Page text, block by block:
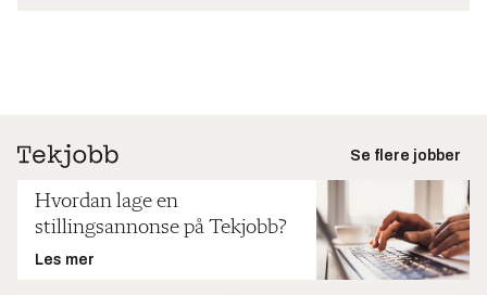
Se flere jobber
Hvordan lage en
stillingsannonse på Tekjobb?
Les mer